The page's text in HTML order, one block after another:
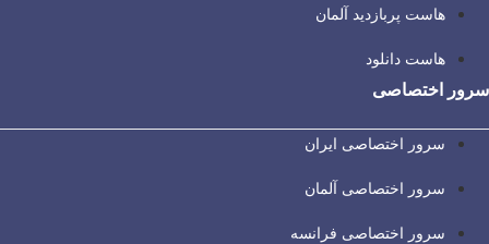
هاست پربازدید آلمان
هاست دانلود
سرور اختصاصی
سرور اختصاصی ایران
سرور اختصاصی آلمان
سرور اختصاصی فرانسه